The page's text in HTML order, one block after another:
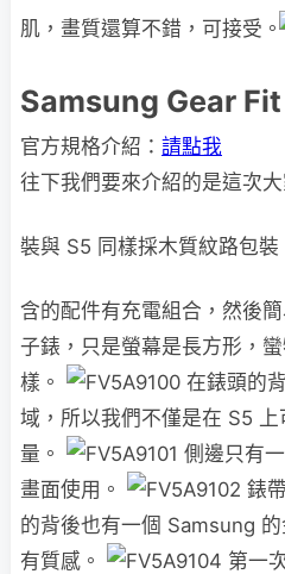
肌，畫質還算不錯，可接受
Samsung Gear Fit
官方規格介紹： 請點我
往下我們要來介紹的是這次
裝與 S5 同樣採木質紋路包
含的配件有充電組合，然後
子錶，只是螢幕是長方形，蠻
樣。
在錶頭的
域，所以我們不僅是在 S5
量。
側邊只有
畫面使用。
錶
的背後也有一個 Samsung
有質感。
第一